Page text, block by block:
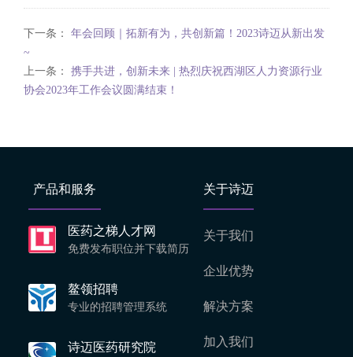
下一条： 年会回顾｜拓新有为，共创新篇！2023诗迈从新出发
~
上一条： 携手共进，创新未来 | 热烈庆祝西湖区人力资源行业
协会2023年工作会议圆满结束！
产品和服务
医药之梯人才网
免费发布职位并下载简历
鳌领招聘
专业的招聘管理系统
诗迈医药研究院
关于诗迈
关于我们
企业优势
解决方案
加入我们